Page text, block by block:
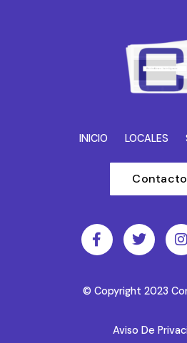
INICIO LOCALES
Contacto
© Copyright 2023
Aviso De